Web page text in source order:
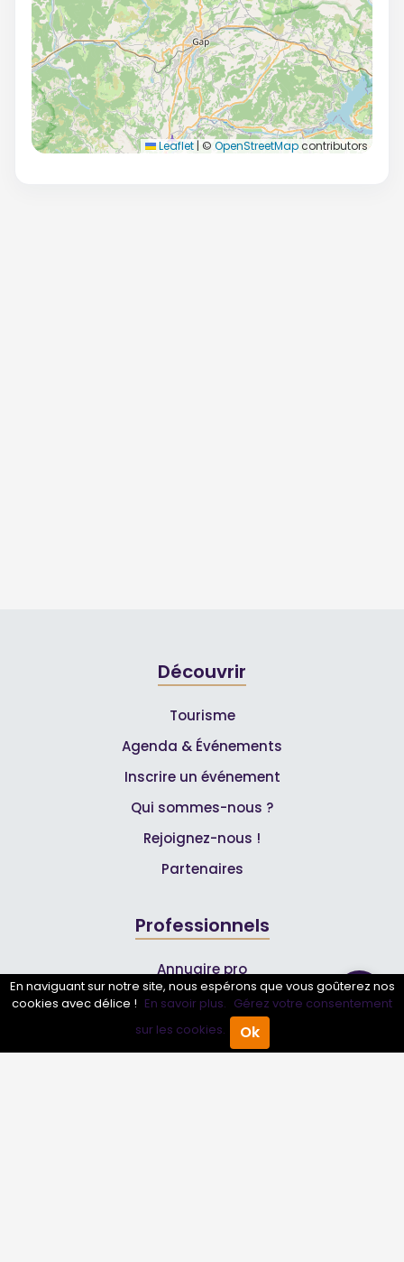
Annuaire Pro Agenda
Leaflet | © OpenStreetMapcontributors
Découvrir
Tourisme
Agenda & Événements
Inscrire un événement
Qui sommes-nous ?
Rejoignez-nous !
Partenaires
Professionnels
Annuaire pro
Inscrire mon entreprise
Les Abonnements Pros
En naviguant sur notre site, nous espérons que vous goûterez nos
cookies avec délice ! En savoir plus. Gérez votre consentement
sur les cookies.
Ok